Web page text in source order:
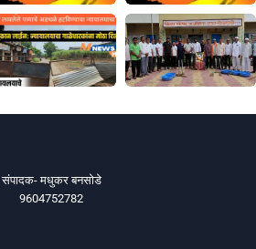
संपादक- मधुकर बनसोडे
9604752782